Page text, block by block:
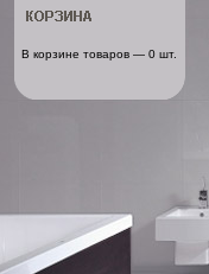
В корзине товаров — 0 шт.